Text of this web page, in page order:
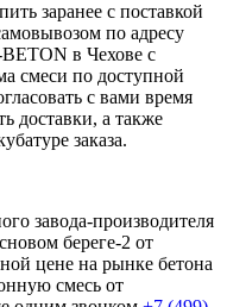
заранее с поставкой
по адресу
в Чехове с
смеси по доступной
с вами время
доставки, а также
заказа.
завода-производителя
береге-2 от
цене на рынке бетона
смесь от